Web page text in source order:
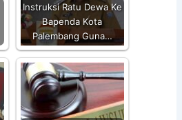
Instruksi Ratu Dewa Ke
Bapenda Kota
Palembang Guna…